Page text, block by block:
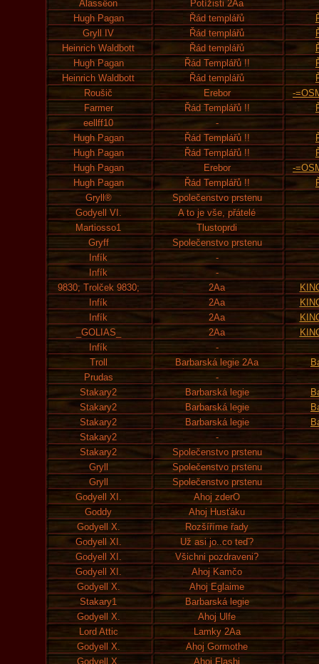
Alassëon
Potížisti 2Aa
Hugh Pagan
Řád templářů
Gryll IV
Řád templářů
Heinrich Waldbott
Řád templářů
Hugh Pagan
Řád Templářů !!
Heinrich Waldbott
Řád templářů
Roušič
Erebor
-
Farmer
Řád Templářů !!
eellff10
-
Hugh Pagan
Řád Templářů !!
Hugh Pagan
Řád Templářů !!
Hugh Pagan
Erebor
-
Hugh Pagan
Řád Templářů !!
Gryll®
Společenstvo prstenu
Godyell VI.
A to je vše, přátelé
Martiosso1
Tlustoprdi
Gryff
Společenstvo prstenu
Infík
-
Infík
-
9830; Trolček 9830;
2Aa
Infík
2Aa
Infík
2Aa
_GOLIAS_
2Aa
Infík
-
Troll
Barbarská legie 2Aa
Prudas
-
Stakary2
Barbarská legie
Stakary2
Barbarská legie
Stakary2
Barbarská legie
Stakary2
-
Stakary2
Společenstvo prstenu
Gryll
Společenstvo prstenu
Gryll
Společenstvo prstenu
Godyell XI.
Ahoj zderO
Goddy
Ahoj Husťáku
Godyell X.
Rozšíříme řady
Godyell XI.
Už asi jo..co teď?
Godyell XI.
Všichni pozdraveni?
Godyell XI.
Ahoj Kamčo
Godyell X.
Ahoj Eglaime
Stakary1
Barbarská legie
Godyell X.
Ahoj Ulfe
Lord Attic
Lamky 2Aa
Godyell X.
Ahoj Gormothe
Godyell X.
Ahoj Flashi